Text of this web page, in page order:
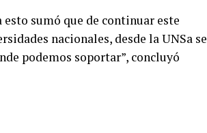
sumó que de continuar este
nacionales, desde la UNSa se
podemos soportar”, concluyó